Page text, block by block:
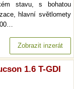
stavu, s bohatou
hlavní světlomety
Zobrazit inzerát
1.6 T-GDI